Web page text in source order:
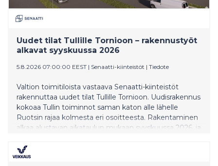
Uudet tilat Tullille Tornioon – rakennustyöt
alkavat syyskuussa 2026
5.8.2026 07:00:00 EEST | Senaatti-kiinteistöt | Tiedote
Valtion toimitiloista vastaava Senaatti-kiinteistöt
rakennuttaa uudet tilat Tullille Tornioon. Uudisrakennus
kokoaa Tullin toiminnot saman katon alle lähelle
Ruotsin rajaa kolmesta eri osoitteesta. Rakentaminen
alkaa alustavan aikataulun mukaan syyskuussa 2026, ja